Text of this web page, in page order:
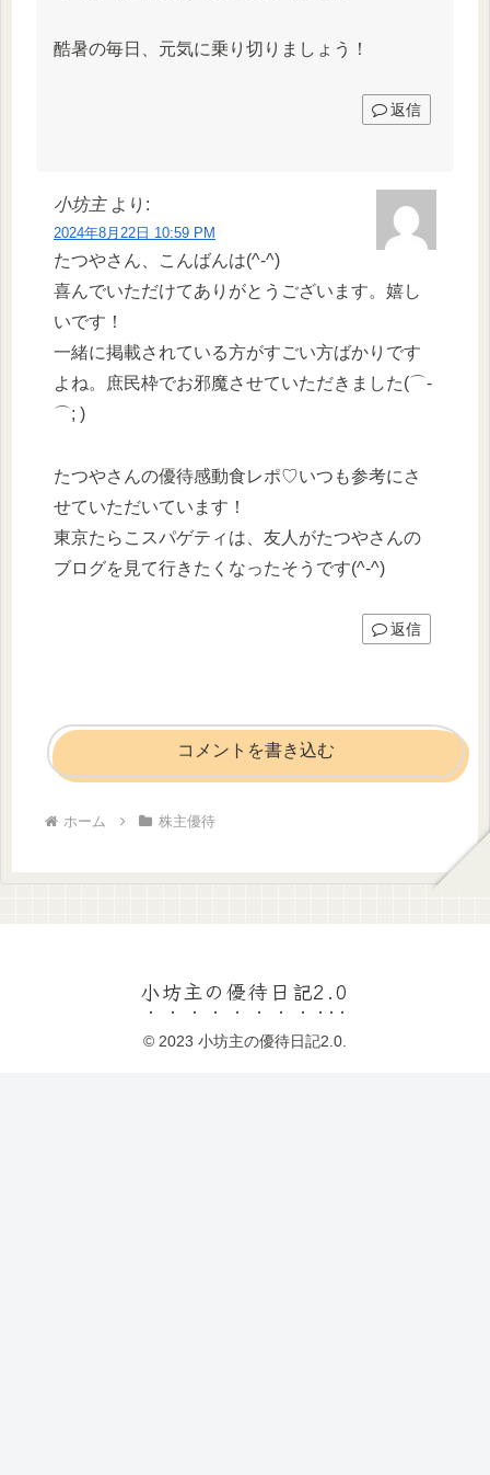
酷暑の毎日、元気に乗り切りましょう！
返信
小坊主 より:
2024年8月22日 10:59 PM
たつやさん、こんばんは(^-^)
喜んでいただけてありがとうございます。嬉し
いです！
一緒に掲載されている方がすごい方ばかりです
よね。庶民枠でお邪魔させていただきました(⌒-
⌒; )
たつやさんの優待感動食レポ♡いつも参考にさ
せていただいています！
東京たらこスパゲティは、友人がたつやさんの
ブログを見て行きたくなったそうです(^-^)
返信
コメントを書き込む
ホーム 株主優待
小坊主の優待日記2.0
© 2023 小坊主の優待日記2.0.